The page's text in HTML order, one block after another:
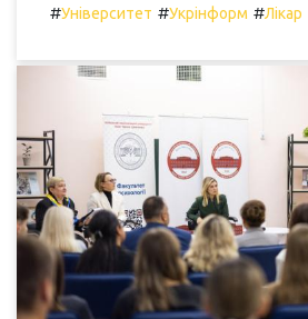
#Університет #Укрінформ #Лікар